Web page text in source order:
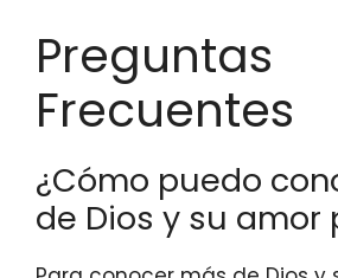
Preguntas
Frecuentes
¿Cómo puedo
de Dios y su amor